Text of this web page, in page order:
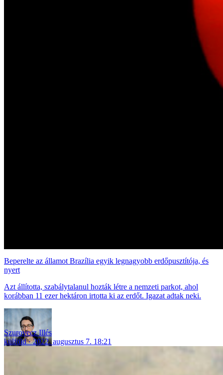
Beperelte az államot Brazília egyik legnagyobb erdőpusztítója, és
nyert
Azt állította, szabálytalanul hozták létre a nemzeti parkot, ahol
korábban 11 ezer hektáron irtotta ki az erdőt. Igazat adtak neki.
Szurovecz Illés
külföld
2022. augusztus 7. 18:21